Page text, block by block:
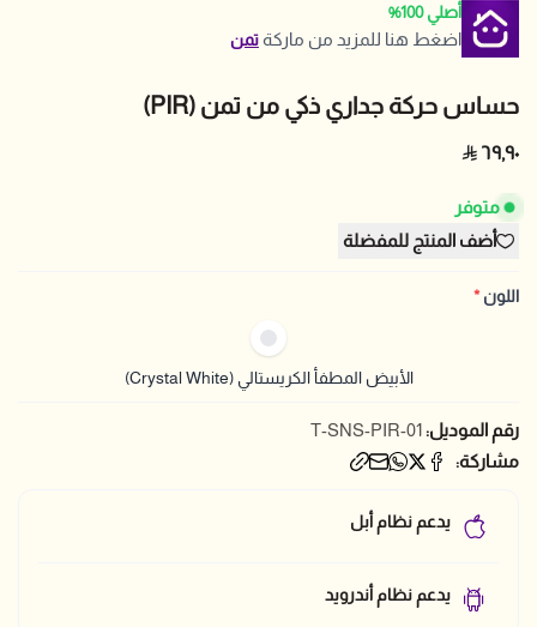
أصلي 100%
اضغط هنا للمزيد من ماركةتمن
حساس حركة جداري ذكي من تمن (PIR)
٦٩٫٩٠
متوفر
أضف المنتج للمفضلة
اللون*
الأبيض المطفأ الكريستالي (Crystal White)
رقم الموديل:T-SNS-PIR-01
مشاركة:
يدعم نظام أبل
يدعم نظام أندرويد